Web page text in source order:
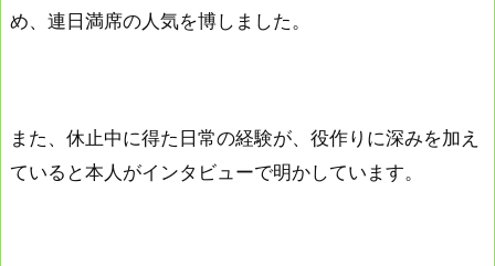
め、連日満席の人気を博しました。
また、休止中に得た日常の経験が、役作りに深みを加え
ていると本人がインタビューで明かしています。